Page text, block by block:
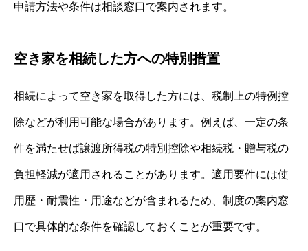
申請方法や条件は相談窓口で案内されます。
空き家を相続した方への特別措置
相続によって空き家を取得した方には、税制上の特例控
除などが利用可能な場合があります。例えば、一定の条
件を満たせば譲渡所得税の特別控除や相続税・贈与税の
負担軽減が適用されることがあります。適用要件には使
用歴・耐震性・用途などが含まれるため、制度の案内窓
口で具体的な条件を確認しておくことが重要です。